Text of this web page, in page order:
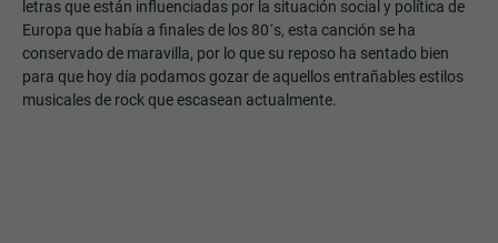
letras que están influenciadas por la situación social y política de
Europa que había a finales de los 80´s, esta canción se ha
conservado de maravilla, por lo que su reposo ha sentado bien
para que hoy día podamos gozar de aquellos entrañables estilos
musicales de rock que escasean actualmente.